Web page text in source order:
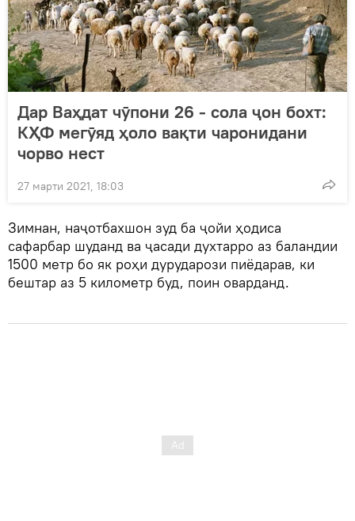
Дар Ваҳдат чӯпони 26 - сола ҷон бохт:
КҲФ мегӯяд ҳоло вақти чаронидани
чорво нест
27 марти 2021, 18:03
Зимнан, наҷотбахшон зуд ба ҷойи ҳодиса
сафарбар шуданд ва ҷасади духтарро аз баландии
1500 метр бо як роҳи дурударози пиёдарав, ки
бештар аз 5 километр буд, поин оварданд.